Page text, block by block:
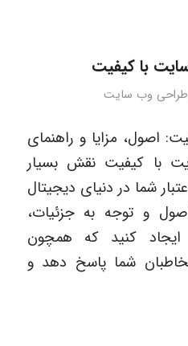
با کیفیت
طراحی وب سایت
اصول، مزایا و راهنمای
با کیفیت نقش بسیار
شما در دنیای دیجیتال
و توجه به جزئیات،
ایجاد کنید که همچون
شما پاسخ دهد و